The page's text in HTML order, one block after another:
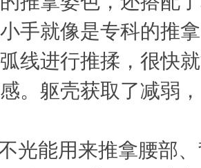
手就像是专科的推
线进行推揉，很快
。躯壳获取了减弱
光能用来推拿腰部